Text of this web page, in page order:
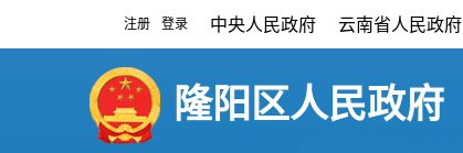
注册 登录 中央人民政府 云南省人民政府
隆阳区人民政府